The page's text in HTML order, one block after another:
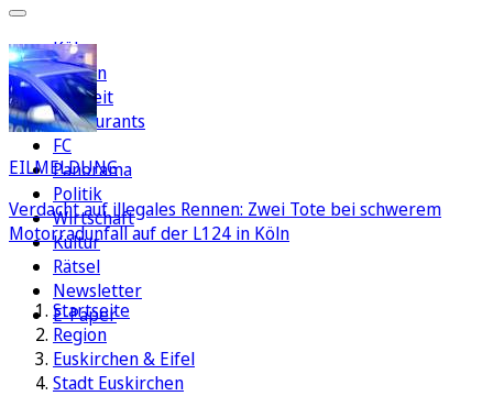
Köln
Region
Freizeit
Restaurants
FC
Panorama
Politik
Wirtschaft
Kultur
Rätsel
Newsletter
E-Paper
EILMELDUNG
Verdacht auf illegales Rennen: Zwei Tote bei schwerem
Motorradunfall auf der L124 in Köln
Startseite
Region
Euskirchen & Eifel
Stadt Euskirchen